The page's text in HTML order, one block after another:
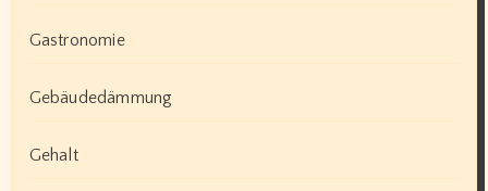
Gastronomie
Gebäudedämmung
Gehalt